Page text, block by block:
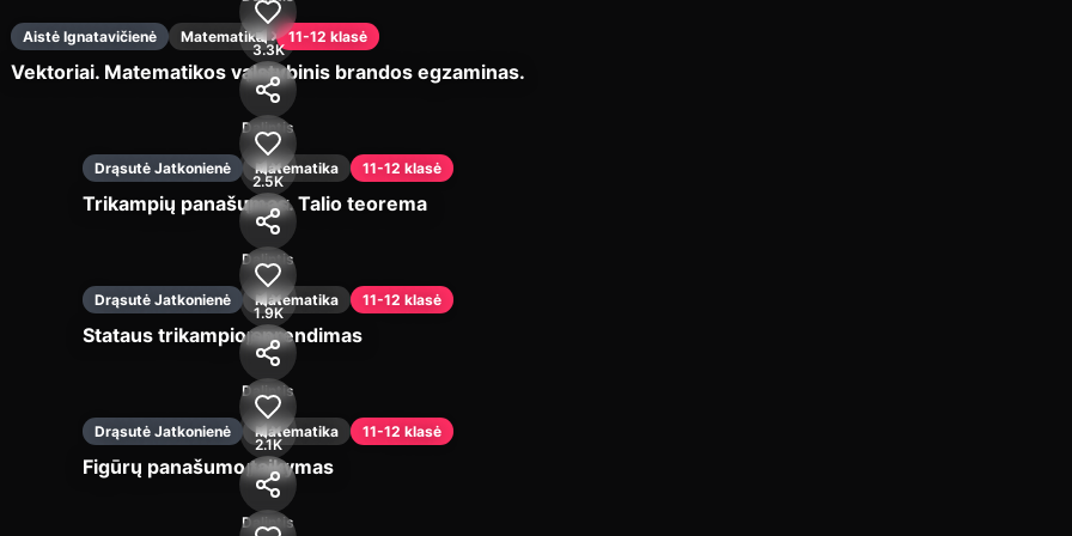
Įjungti
Aistė Ignatavičienė Matematika 11-12 klasė
Vektoriai. Matematikos valstybinis brandos egzaminas.
3.3K
Dalintis
Įjungti
Drąsutė Jatkonienė Matematika 11-12 klasė
Trikampių panašumas. Talio teorema
2.5K
Dalintis
Įjungti
Drąsutė Jatkonienė Matematika 11-12 klasė
Stataus trikampio sprendimas
1.9K
Dalintis
Įjungti
Drąsutė Jatkonienė Matematika 11-12 klasė
Figūrų panašumo taikymas
2.1K
Dalintis